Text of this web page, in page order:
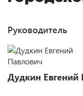
Руководитель
Дудкин Евгений